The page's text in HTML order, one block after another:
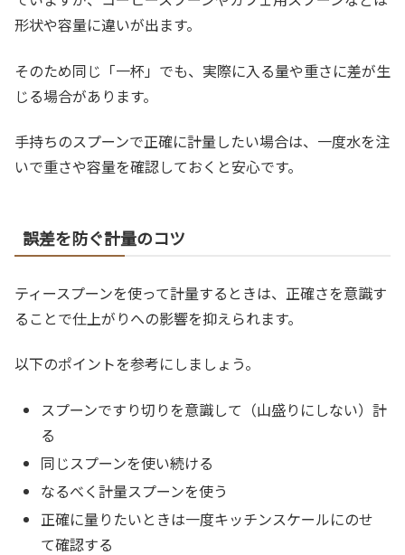
形状や容量に違いが出ます。
そのため同じ「一杯」でも、実際に入る量や重さに差が生
じる場合があります。
手持ちのスプーンで正確に計量したい場合は、一度水を注
いで重さや容量を確認しておくと安心です。
誤差を防ぐ計量のコツ
ティースプーンを使って計量するときは、正確さを意識す
ることで仕上がりへの影響を抑えられます。
以下のポイントを参考にしましょう。
スプーンですり切りを意識して（山盛りにしない）計
る
同じスプーンを使い続ける
なるべく計量スプーンを使う
正確に量りたいときは一度キッチンスケールにのせ
て確認する